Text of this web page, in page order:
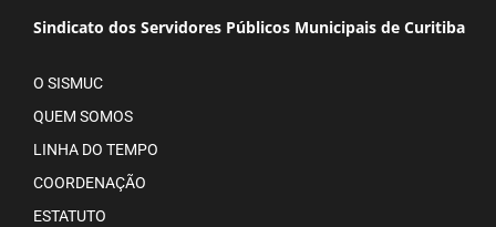
Sindicato dos Servidores Públicos Municipais de Curitiba
O SISMUC
QUEM SOMOS
LINHA DO TEMPO
COORDENAÇÃO
ESTATUTO